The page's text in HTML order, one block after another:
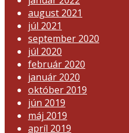
august 2021
júl 2021
september 2020
júl 2020
február 2020
január 2020
október 2019
jún 2019
máj 2019
apríl 2019